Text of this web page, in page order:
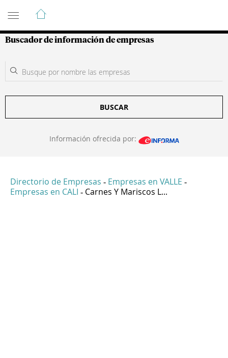
Guía de Empresas Colombianas
Buscador de información de empresas
BUSCAR
Información ofrecida por:
Directorio de Empresas - Empresas en VALLE -
Empresas en CALI - Carnes Y Mariscos L...